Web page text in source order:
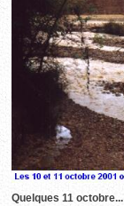
Quelques 11 octobre...